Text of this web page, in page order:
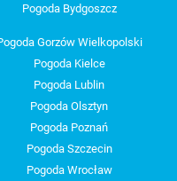
Pogoda Bydgoszcz
Gorzów Wielkopolski
Pogoda Kielce
Pogoda Lublin
Pogoda Olsztyn
Pogoda Poznań
Pogoda Szczecin
Pogoda Wrocław